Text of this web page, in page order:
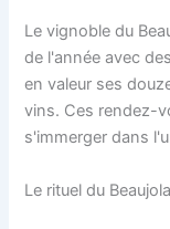
Le vignoble du
de l'année avec
en valeur ses
vins. Ces rendez-
s'immerger dans
Le rituel du